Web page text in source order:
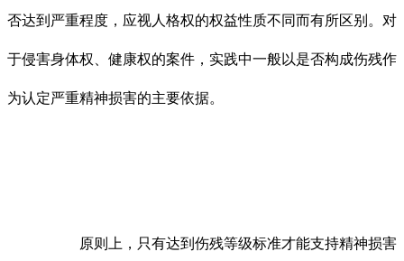
否达到严重程度，应视人格权的权益性质不同而有所区别。对
于侵害身体权、健康权的案件，实践中一般以是否构成伤残作
为认定严重精神损害的主要依据。
原则上，只有达到伤残等级标准才能支持精神损害